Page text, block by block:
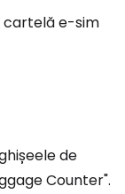
cartelă e-sim
de
Counter".